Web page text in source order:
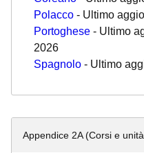
Polacco - Ultimo
Portoghese - Ultimo
2026
Spagnolo - Ultimo
Appendice 2A (Corsi e